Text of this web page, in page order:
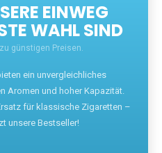
EINWEG
WAHL SIND
günstigen Preisen.
ein unvergleichliches
Aromen und hoher Kapazität.
für klassische Zigaretten –
unsere Bestseller!